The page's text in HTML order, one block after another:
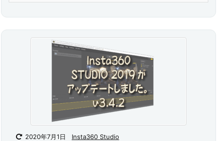
2020年7月1日 Insta360 Studio